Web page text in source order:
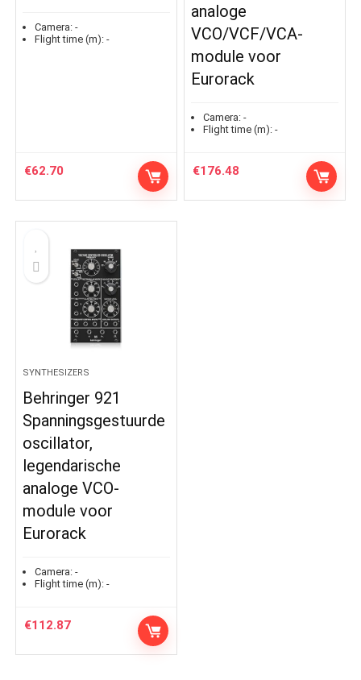
Camera: -
Flight time (m): -
€62.70
analoge
VCO/VCF/VCA-
module voor
Eurorack
Camera: -
Flight time (m): -
€176.48
SYNTHESIZERS
Behringer 921
Spanningsgestuurde
oscillator,
legendarische
analoge VCO-
module voor
Eurorack
Camera: -
Flight time (m): -
€112.87